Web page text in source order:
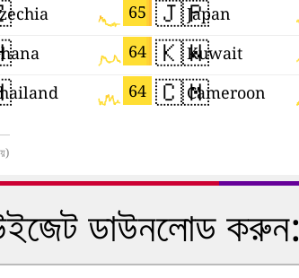
65
64
64
🇯🇵Japan
🇰🇼Kuwait
🇨🇲Cameroon
উইজেট ডাউনলোড করুন: